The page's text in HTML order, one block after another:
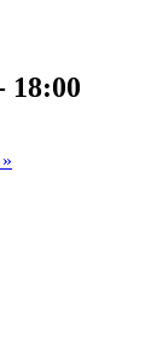
18:00
»